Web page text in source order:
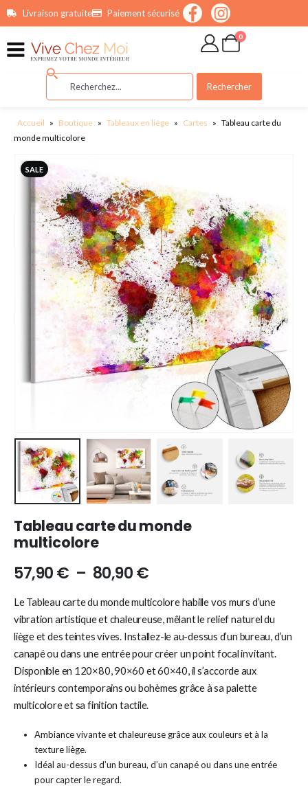
principalLivraison gratuite Paiement sécurisé
0
Rechercher
Accueil » Boutique » Tableaux en liège » Cartes » Tableau carte du
monde multicolore
SALE
Tableau carte du monde
multicolore
57,90€ – 80,90€
Le Tableau carte du monde multicolore habille vos murs d’une
vibration artistique et chaleureuse, mêlant le relief naturel du
liège et des teintes vives. Installez-le au-dessus d’un bureau, d’un
canapé ou dans une entrée pour créer un point focal invitant.
Disponible en 120×80, 90×60 et 60×40, il s’accorde aux
intérieurs contemporains ou bohèmes grâce à sa palette
multicolore et sa finition tactile.
Ambiance vivante et chaleureuse grâce aux couleurs et à la
texture liège.
Idéal au-dessus d’un bureau, d’un canapé ou dans une entrée
pour capter le regard.